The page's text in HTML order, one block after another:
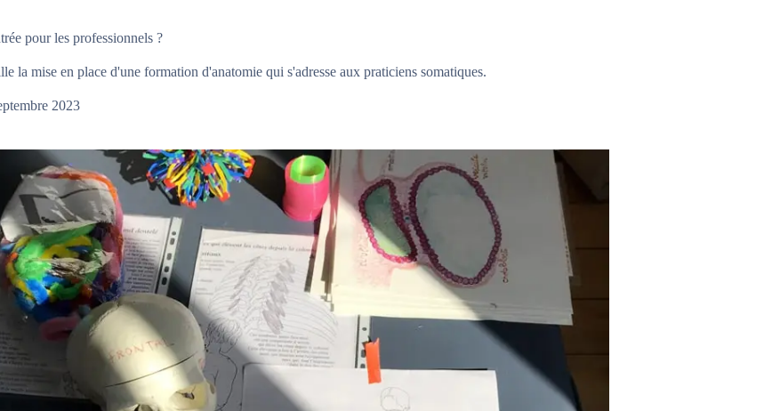
pour les professionnels ?
la mise en place d'une formation d'anatomie qui s'adresse aux praticiens somatiques.
2023